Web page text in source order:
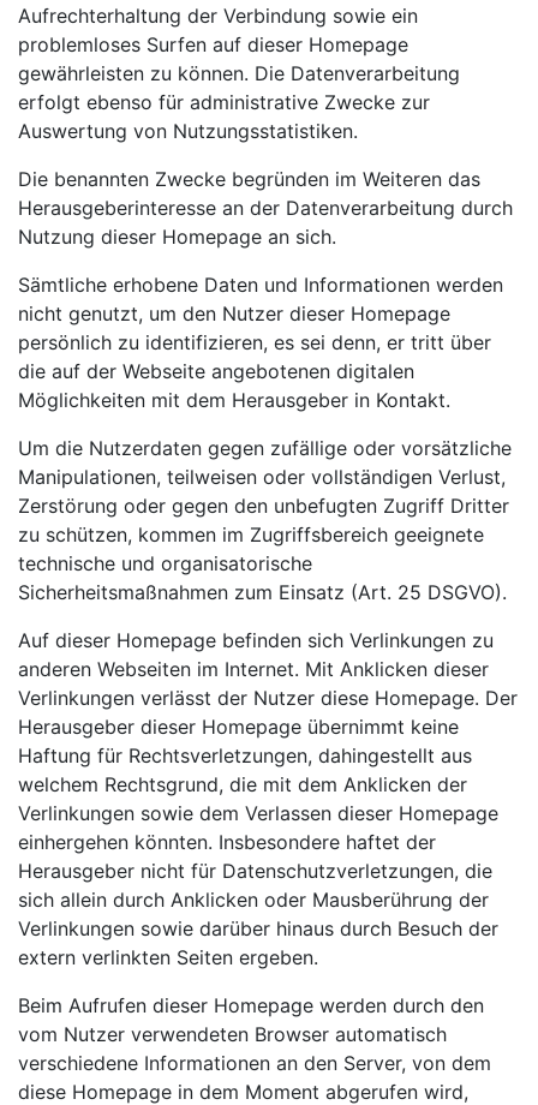
Aufrechterhaltung der Verbindung sowie ein
problemloses Surfen auf dieser Homepage
gewährleisten zu können. Die Datenverarbeitung
erfolgt ebenso für administrative Zwecke zur
Auswertung von Nutzungsstatistiken.
Die benannten Zwecke begründen im Weiteren das
Herausgeberinteresse an der Datenverarbeitung durch
Nutzung dieser Homepage an sich.
Sämtliche erhobene Daten und Informationen werden
nicht genutzt, um den Nutzer dieser Homepage
persönlich zu identifizieren, es sei denn, er tritt über
die auf der Webseite angebotenen digitalen
Möglichkeiten mit dem Herausgeber in Kontakt.
Um die Nutzerdaten gegen zufällige oder vorsätzliche
Manipulationen, teilweisen oder vollständigen Verlust,
Zerstörung oder gegen den unbefugten Zugriff Dritter
zu schützen, kommen im Zugriffsbereich geeignete
technische und organisatorische
Sicherheitsmaßnahmen zum Einsatz (Art. 25 DSGVO).
Auf dieser Homepage befinden sich Verlinkungen zu
anderen Webseiten im Internet. Mit Anklicken dieser
Verlinkungen verlässt der Nutzer diese Homepage. Der
Herausgeber dieser Homepage übernimmt keine
Haftung für Rechtsverletzungen, dahingestellt aus
welchem Rechtsgrund, die mit dem Anklicken der
Verlinkungen sowie dem Verlassen dieser Homepage
einhergehen könnten. Insbesondere haftet der
Herausgeber nicht für Datenschutzverletzungen, die
sich allein durch Anklicken oder Mausberührung der
Verlinkungen sowie darüber hinaus durch Besuch der
extern verlinkten Seiten ergeben.
Beim Aufrufen dieser Homepage werden durch den
vom Nutzer verwendeten Browser automatisch
verschiedene Informationen an den Server, von dem
diese Homepage in dem Moment abgerufen wird,